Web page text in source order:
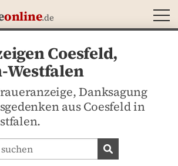
online.de
Coesfeld,
Danksagung
aus Coesfeld in
durchsuchen